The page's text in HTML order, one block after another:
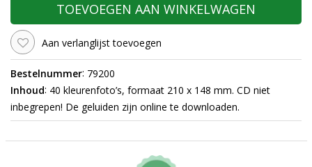
TOEVOEGEN AAN WINKELWAGEN
Aan verlanglijst toevoegen
Bestelnummer: 79200
Inhoud: 40 kleurenfoto’s, formaat 210 x 148 mm. CD niet
inbegrepen! De geluiden zijn online te downloaden.